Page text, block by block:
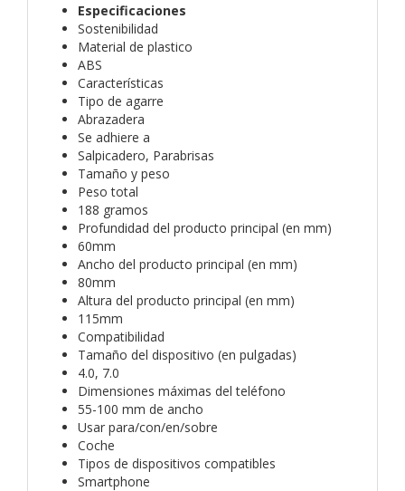
Especificaciones
Sostenibilidad
Material de plastico
ABS
Características
Tipo de agarre
Abrazadera
Se adhiere a
Salpicadero, Parabrisas
Tamaño y peso
Peso total
188 gramos
Profundidad del producto principal (en mm)
60mm
Ancho del producto principal (en mm)
80mm
Altura del producto principal (en mm)
115mm
Compatibilidad
Tamaño del dispositivo (en pulgadas)
4.0, 7.0
Dimensiones máximas del teléfono
55-100 mm de ancho
Usar para/con/en/sobre
Coche
Tipos de dispositivos compatibles
Smartphone